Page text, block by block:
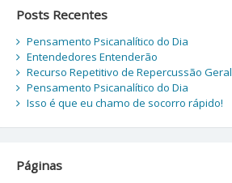
Posts Recentes
Pensamento Psicanalítico do Dia
Entendedores Entenderão
Recurso Repetitivo de Repercussão Geral
Pensamento Psicanalítico do Dia
Isso é que eu chamo de socorro rápido!
Páginas